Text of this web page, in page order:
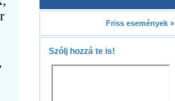
Friss események »
Szólj hozzá te is!